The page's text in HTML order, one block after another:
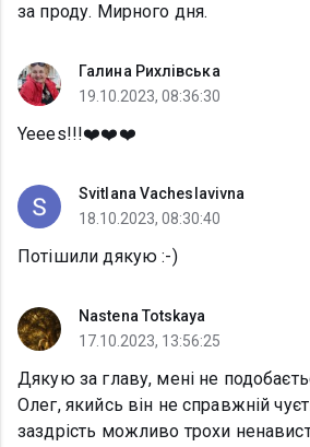
за проду. Мирного дня.
Галина Рихлівська
19.10.2023, 08:36:30
Yeees!!!❤️❤️❤️
Svitlana Vacheslavivna
18.10.2023, 08:30:40
Потішили дякую :-)
Nastena Totskaya
17.10.2023, 13:56:25
Дякую за главу, мені не
Олег, якийсь він не справжній
заздрість можливо трохи